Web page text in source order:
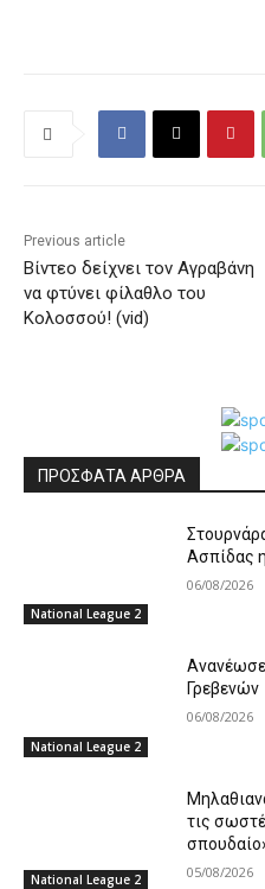
Previous article
Βίντεο δείχνει τον Αγραβάνη
να φτύνει φίλαθλο του
Κολοσσού! (vid)
ΠΡΟΣΦΑΤΑ ΑΡΘΡΑ
National League 2
Ασπίδας
06/08/2026
National League 2
Γρεβενών
06/08/2026
National League 2
τις
05/08/2026